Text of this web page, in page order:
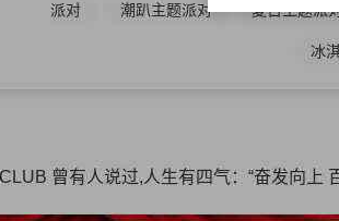
派对 潮趴主题派对 夏日主题派
冰
曾有人说过,人生有四气：“奋发向上